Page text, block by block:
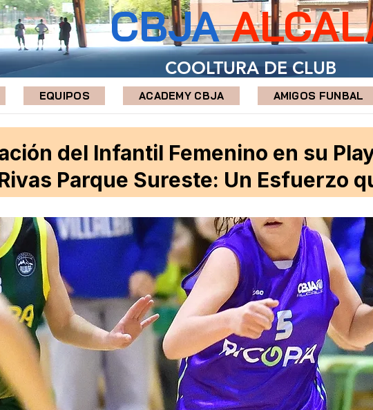
CBJA
COOLTURA DE CLUB
EQUIPOS ACADEMY CBJA AMIGOS FUNBAL
del Infantil Femenino en su
Parque Sureste: Un Esfuerzo